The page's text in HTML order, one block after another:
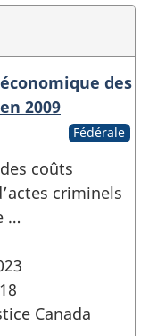
des
2009
Fédérale
coûts
criminels
…
Canada